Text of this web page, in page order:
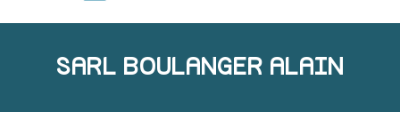
SARL BOULANGER ALAIN